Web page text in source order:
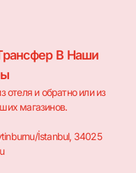
В Наши
отеля и обратно или из
магазинов.
İstanbul, 34025